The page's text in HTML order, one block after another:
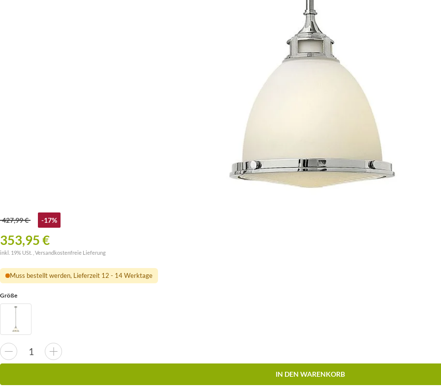
427,99 € -17%
353,95 €
inkl. 19% USt. , Versandkostenfreie Lieferung
Muss bestellt werden, Lieferzeit 12 - 14 Werktage
Größe
IN DEN WARENKORB